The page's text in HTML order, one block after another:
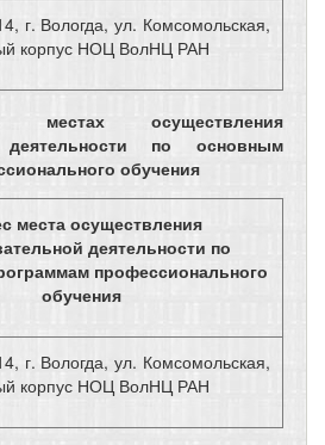
г. Вологда, ул. Комсомольская,
корпус НОЦ ВолНЦ РАН
осуществления
деятельности по основным
обучения
места осуществления
деятельности по
профессионального
обучения
г. Вологда, ул. Комсомольская,
корпус НОЦ ВолНЦ РАН